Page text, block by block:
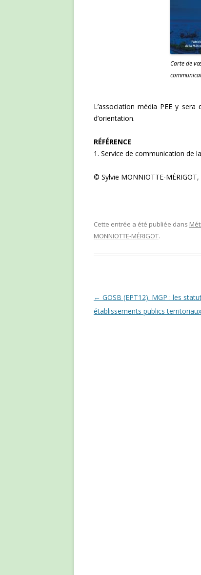
Carte de
L’association média PEE y
d’orientation.
RÉFÉRENCE
1. Service de communication de
© Sylvie MONNIOTTE-
Cette entrée a été publiée dans
MONNIOTTE-MÉRIGOT.
Navigation des articles
← GOSB (EPT12). MGP : les
établissements publics